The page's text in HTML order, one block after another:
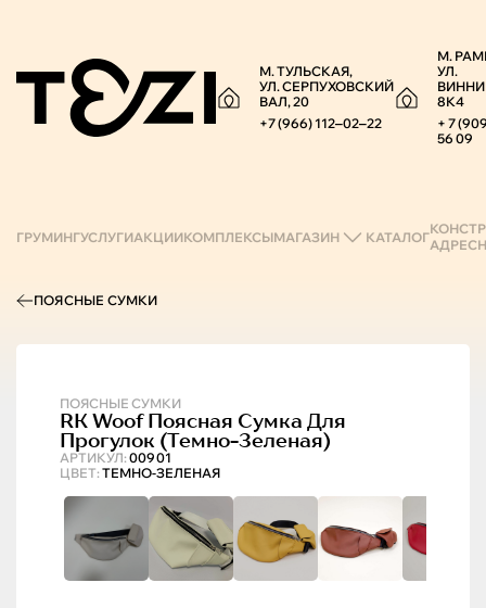
М. ТУЛЬСКАЯ,
УЛ. СЕРПУХОВСКИЙ
ВАЛ, 20
+7 (966) 112‒02‒22
М.
УЛ.
8К4
+ 7
56 09
ГРУМИНГУСЛУГИАКЦИИКОМПЛЕКСЫМАГАЗИН КАТАЛОГ
ПОЯСНЫЕ СУМКИ
ПОЯСНЫЕ СУМКИ
АРТИКУЛ: 00901
RK WoofПоясная Сумка Для
Прогулок (темно-Зеленая)
ЦВЕТ: ТЕМНО-ЗЕЛЕНАЯ